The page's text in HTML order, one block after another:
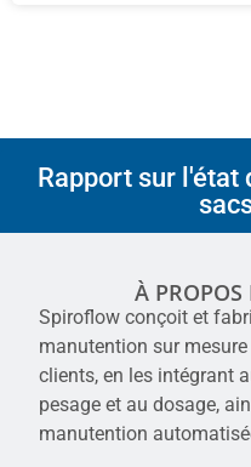
Rapport sur l'état
À PROPOS
Spiroflow conçoit et
manutention sur
clients, en les intégrant
pesage et au dosage,
manutention